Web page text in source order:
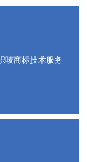
唛商标技术服务